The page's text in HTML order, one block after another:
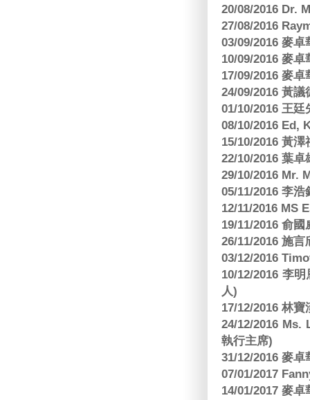
20/08/2016 Dr.
27/08/2016
03/09/2016 麥
10/09/2016 麥
17/09/2016 麥
24/09/2016 黃
01/10/2016 王
08/10/2016 Ed,
15/10/2016 黃
22/10/2016 葉
29/10/2016 Mr.
05/11/2016 李
12/11/2016 MS
19/11/2016 俞
26/11/2016 施
03/12/2016
10/12/2016 李
人)
17/12/2016 林
24/12/2016
執行主席)
31/12/2016 麥
07/01/2017
14/01/2017 麥